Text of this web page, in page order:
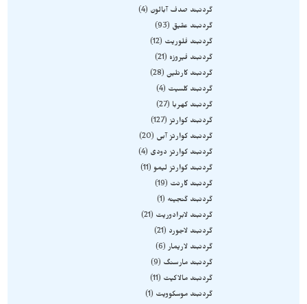
گردنبند صدف آبالون
4
گردنبند عقیق
93
گردنبند فلوریت
12
گردنبند فیروزه
21
گردنبند کارنلین 28
گردنبند کلسیت
4
گردنبند کهربا
27
گردنبند کوارتز 127
گردنبند کوارتز آبی
20
گردنبند کوارتز دودی
4
گردنبند کوارتز لیمو 11
گردنبند گارنت
19
گردنبند گنجینه
1
گردنبند لابرادوریت
21
گردنبند لاجورد
21
گردنبند لاریمار 6
گردنبند مارسنگ
9
گردنبند مالاکیت
11
گردنبند موسکوویت
1